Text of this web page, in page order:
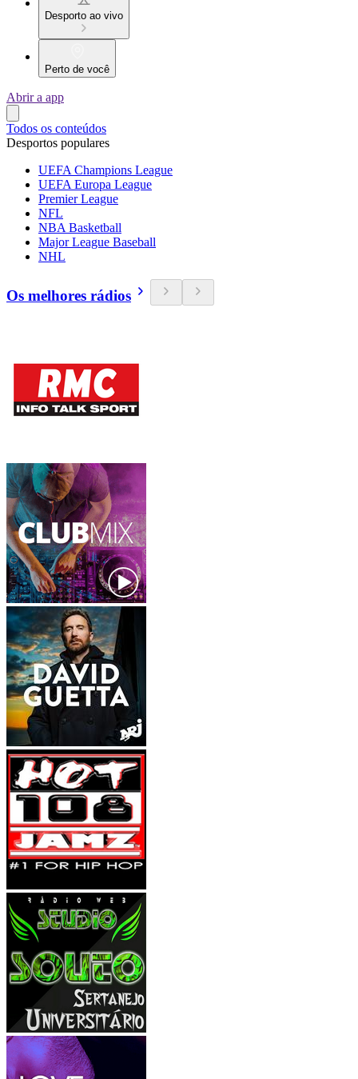
Desporto ao vivo
Perto de você
Abrir a app
Todos os conteúdos
Desportos populares
UEFA Champions League
UEFA Europa League
Premier League
NFL
NBA Basketball
Major League Baseball
NHL
Os melhores rádios